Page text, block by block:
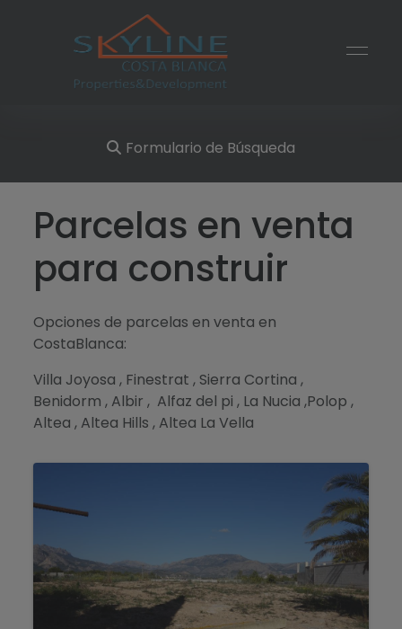
Formulario de Búsqueda
Parcelas en venta
para construir
Opciones de parcelas en venta en
CostaBlanca:
Villa Joyosa , Finestrat , Sierra Cortina ,
Benidorm , Albir , Alfaz del pi , La Nucia ,Polop ,
Altea , Altea Hills , Altea La Vella